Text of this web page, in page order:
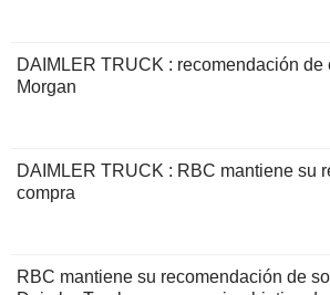
DAIMLER TRUCK : recomendación de
Morgan
DAIMLER TRUCK : RBC mantiene su
compra
RBC mantiene su recomendación de